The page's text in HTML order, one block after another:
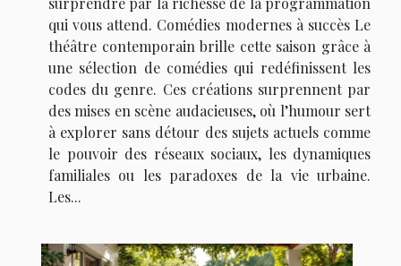
qui vous attend. Comédies modernes à succès Le
théâtre contemporain brille cette saison grâce à
une sélection de comédies qui redéfinissent les
codes du genre. Ces créations surprennent par
des mises en scène audacieuses, où l’humour sert
à explorer sans détour des sujets actuels comme
le pouvoir des réseaux sociaux, les dynamiques
familiales ou les paradoxes de la vie urbaine.
Les...